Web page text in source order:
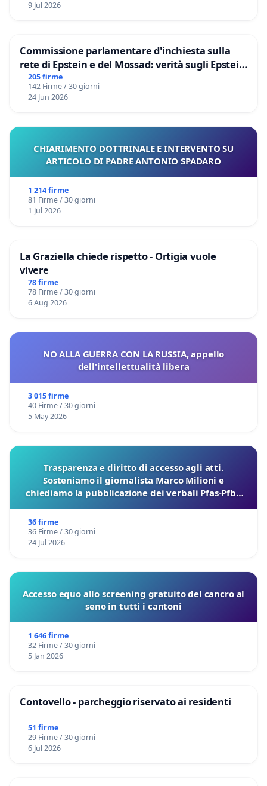
9 Jul 2026
Commissione parlamentare d'inchiesta sulla
rete di Epstein e del Mossad: verità sugli Epstein
Files
205 firme
142 Firme / 30 giorni
24 Jun 2026
CHIARIMENTO DOTTRINALE E INTERVENTO SU
ARTICOLO DI PADRE ANTONIO SPADARO
1 214 firme
81 Firme / 30 giorni
1 Jul 2026
La Graziella chiede rispetto - Ortigia vuole
vivere
78 firme
78 Firme / 30 giorni
6 Aug 2026
NO ALLA GUERRA CON LA RUSSIA, appello
dell'intellettualità libera
3 015 firme
40 Firme / 30 giorni
5 May 2026
Trasparenza e diritto di accesso agli atti.
Sosteniamo il giornalista Marco Milioni e
chiediamo la pubblicazione dei verbali Pfas-Pfba
36 firme
36 Firme / 30 giorni
24 Jul 2026
Accesso equo allo screening gratuito del cancro al
seno in tutti i cantoni
1 646 firme
32 Firme / 30 giorni
5 Jan 2026
Contovello - parcheggio riservato ai residenti
51 firme
29 Firme / 30 giorni
6 Jul 2026